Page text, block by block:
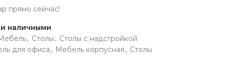
прямо сейчас!
наличными
, Столы , Столы с надстройкой
для офиса , Мебель корпусная , Столы